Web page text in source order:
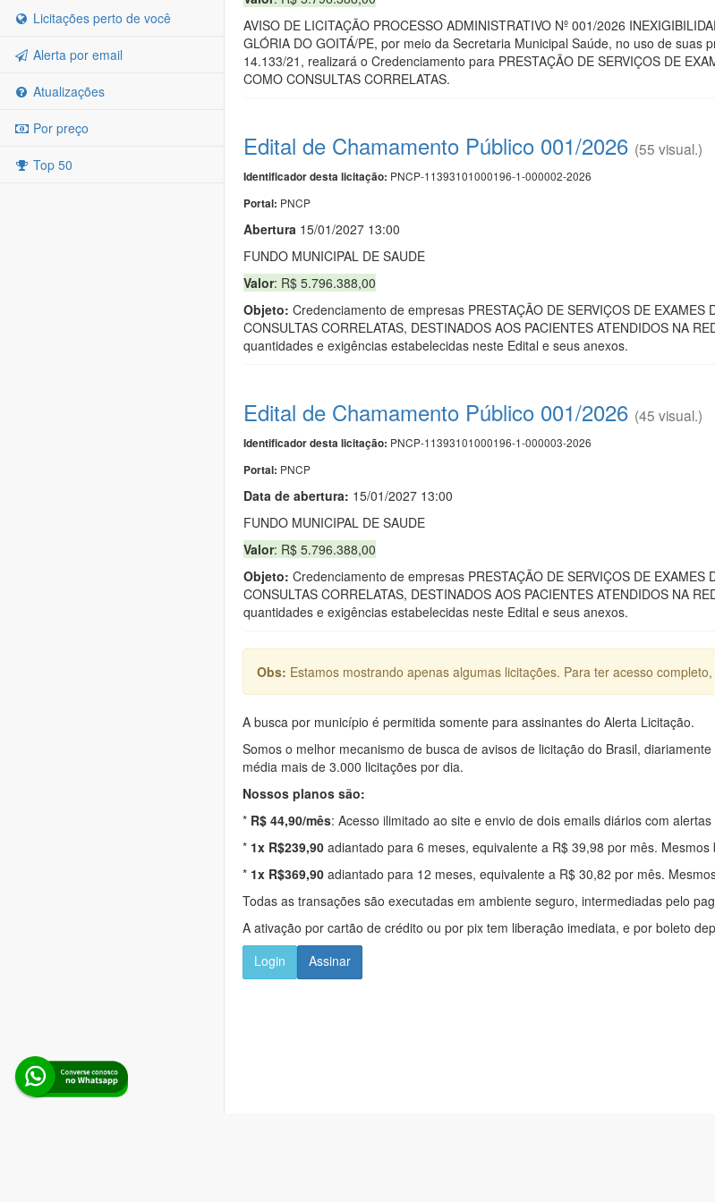
Licitações perto de você
Alerta por email
Atualizações
Por preço
Top 50
AVISO DE LICITAÇÃO PROCESSO ADMINISTRATIVO Nº 001/2026
GLÓRIA DO GOITÁ/PE, por meio da Secretaria Municipal Saúde, no uso de
14.133/21, realizará o Credenciamento para PRESTAÇÃO DE SERVIÇOS DE
COMO CONSULTAS CORRELATAS.
Edital de Chamamento Público 001/2026 (55 visual.)
Identificador desta licitação: PNCP-11393101000196-1-000002-2026
Portal: PNCP
Abertura 15/01/2027 13:00
FUNDO MUNICIPAL DE SAUDE
Valor: R$ 5.796.388,00
Objeto: Credenciamento de empresas PRESTAÇÃO DE SERVIÇOS DE
CONSULTAS CORRELATAS, DESTINADOS AOS PACIENTES ATENDIDOS NA
quantidades e exigências estabelecidas neste Edital e seus anexos.
Edital de Chamamento Público 001/2026 (45 visual.)
Identificador desta licitação: PNCP-11393101000196-1-000003-2026
Portal: PNCP
Data de abertura: 15/01/2027 13:00
FUNDO MUNICIPAL DE SAUDE
Valor: R$ 5.796.388,00
Objeto: Credenciamento de empresas PRESTAÇÃO DE SERVIÇOS DE
CONSULTAS CORRELATAS, DESTINADOS AOS PACIENTES ATENDIDOS NA
quantidades e exigências estabelecidas neste Edital e seus anexos.
Obs: Estamos mostrando apenas algumas licitações. Para ter acesso
A busca por município é permitida somente para assinantes do Alerta Licitação.
Somos o melhor mecanismo de busca de avisos de licitação do Brasil,
média mais de 3.000 licitações por dia.
Nossos planos são:
* R$ 44,90/mês: Acesso ilimitado ao site e envio de dois emails diários com
* 1x R$239,90 adiantado para 6 meses, equivalente a R$ 39,98 por mês.
* 1x R$369,90 adiantado para 12 meses, equivalente a R$ 30,82 por mês.
Todas as transações são executadas em ambiente seguro, intermediadas pelo
A ativação por cartão de crédito ou por pix tem liberação imediata, e por boleto
Login
Assinar